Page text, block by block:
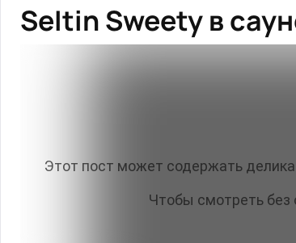
Seltin Sweety в
Этот пост может содержать
Чтобы смотреть без